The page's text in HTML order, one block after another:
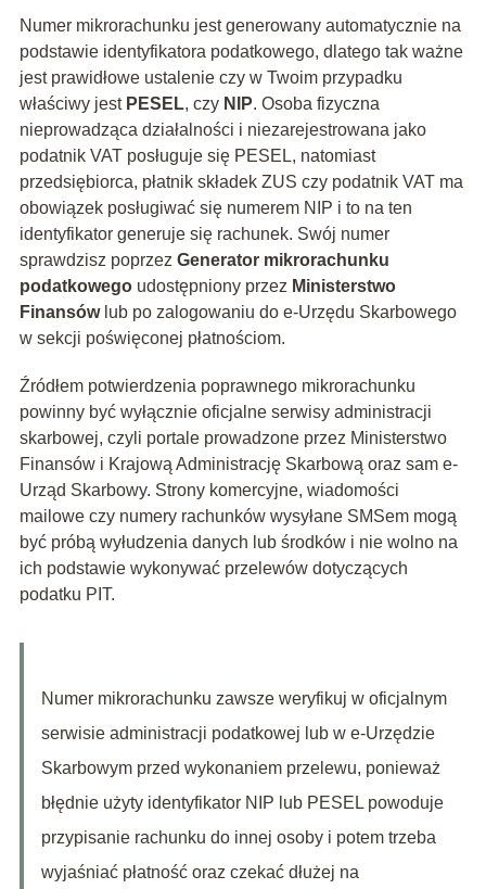
Numer mikrorachunku jest generowany automatycznie na
podstawie identyfikatora podatkowego, dlatego tak ważne
jest prawidłowe ustalenie czy w Twoim przypadku
właściwy jest PESEL, czy NIP. Osoba fizyczna
nieprowadząca działalności i niezarejestrowana jako
podatnik VAT posługuje się PESEL, natomiast
przedsiębiorca, płatnik składek ZUS czy podatnik VAT ma
obowiązek posługiwać się numerem NIP i to na ten
identyfikator generuje się rachunek. Swój numer
sprawdzisz poprzez Generator mikrorachunku
podatkowegoudostępniony przez Ministerstwo
Finansówlub po zalogowaniu do e-Urzędu Skarbowego
w sekcji poświęconej płatnościom.
Źródłem potwierdzenia poprawnego mikrorachunku
powinny być wyłącznie oficjalne serwisy administracji
skarbowej, czyli portale prowadzone przez Ministerstwo
Finansów i Krajową Administrację Skarbową oraz sam e-
Urząd Skarbowy. Strony komercyjne, wiadomości
mailowe czy numery rachunków wysyłane SMSem mogą
być próbą wyłudzenia danych lub środków i nie wolno na
ich podstawie wykonywać przelewów dotyczących
podatku PIT.
Numer mikrorachunku zawsze weryfikuj w oficjalnym
serwisie administracji podatkowej lub w e-Urzędzie
Skarbowym przed wykonaniem przelewu, ponieważ
błędnie użyty identyfikator NIP lub PESEL powoduje
przypisanie rachunku do innej osoby i potem trzeba
wyjaśniać płatność oraz czekać dłużej na